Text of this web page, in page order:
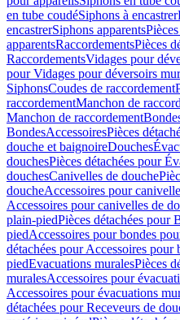
en tube coudéSiphons à encastrer
encastrerSiphons apparents
apparentsRaccordementsPièces
RaccordementsVidages pour
pour Vidages pour déversoirs
SiphonsCoudes de raccordement
raccordementManchon de
Manchon de raccordement
BondesAccessoiresPièces
douche et baignoireDouches
douchesPièces détachées pour
douchesCanivelles de douche
doucheAccessoires pour
Accessoires pour canivelles de
plain-piedPièces détachées pour
piedAccessoires pour bondes
détachées pour Accessoires
piedEvacuations muralesPièces
muralesAccessoires pour
Accessoires pour évacuations
détachées pour Receveurs de